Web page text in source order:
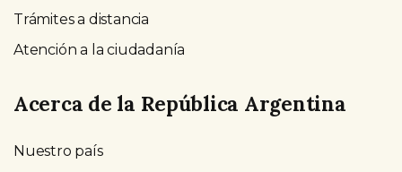
Trámites a distancia
Atención a la ciudadanía
Acerca de la República Argentina
Nuestro país